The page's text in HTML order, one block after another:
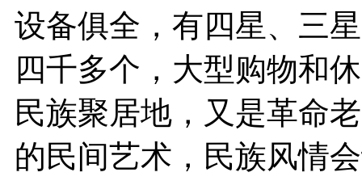
设备俱全，有四星、三
四千多个，大型购物和
民族聚居地，又是革命
的民间艺术，民族风情